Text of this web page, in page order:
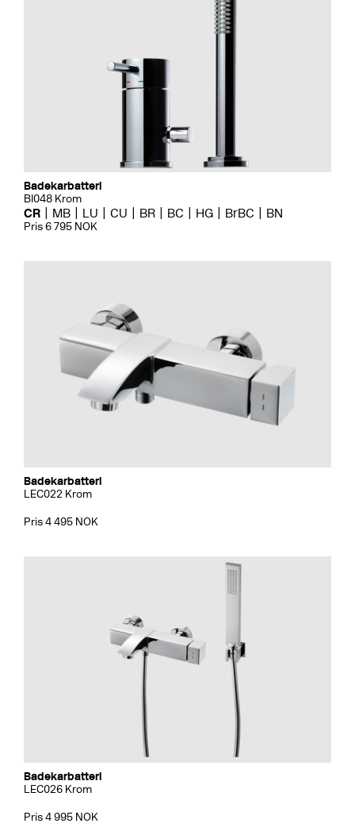
Badekarbatteri
BI048 Krom
CR MB LU CU BR BC HG BrBC BN
Pris 6 795 NOK
Badekarbatteri
LEC022 Krom
Pris 4 495 NOK
Badekarbatteri
LEC026 Krom
Pris 4 995 NOK